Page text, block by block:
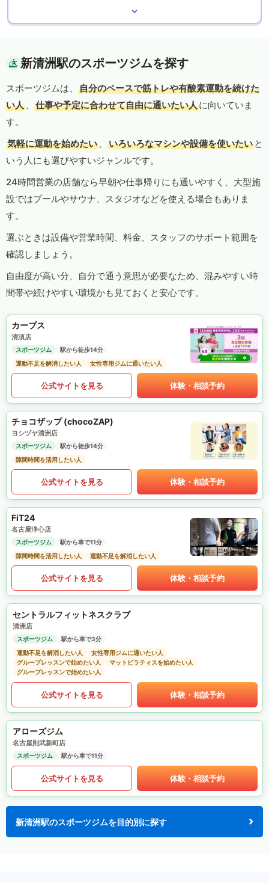
新清洲駅のスポーツジムを探す
スポーツジムは、
自分のペースで筋トレや有酸素運動を続けた
い人 、 仕事や予定に合わせて自由に通いたい人に向いていま
す。
気軽に運動を始めたい 、 いろいろなマシンや設備を使いたい と
いう人にも選びやすいジャンルです。
24時間営業の店舗なら早朝や仕事帰りにも通いやすく、大型施
設ではプールやサウナ、スタジオなどを使える場合もありま
す。
選ぶときは設備や営業時間、料金、スタッフのサポート範囲を
確認しましょう。
自由度が高い分、自分で通う意思が必要なため、混みやすい時
間帯や続けやすい環境かも見ておくと安心です。
カーブス
清須店
スポーツジム
駅から徒歩14分
運動不足を解消したい人
女性専用ジムに通いたい人
公式サイトを見る 体験・相談予約
チョコザップ (chocoZAP)
ヨシヅヤ清洲店
スポーツジム
駅から徒歩14分
隙間時間を活用したい人
公式サイトを見る 体験・相談予約
FiT24
名古屋浄心店
スポーツジム
駅から車で11分
隙間時間を活用したい人
運動不足を解消したい人
公式サイトを見る 体験・相談予約
セントラルフィットネスクラブ
清洲店
スポーツジム
駅から車で3分
運動不足を解消したい人
女性専用ジムに通いたい人
グループレッスンで始めたい人
マットピラティスを始めたい人
グループレッスンで始めたい人
公式サイトを見る 体験・相談予約
アローズジム
名古屋則武新町店
スポーツジム 駅から車で11分
公式サイトを見る 体験・相談予約
新清洲駅のスポーツジムを目的別に探す